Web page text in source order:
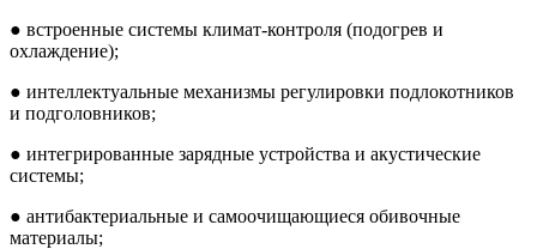
● встроенные системы климат-контроля (подогрев и
охлаждение);
● интеллектуальные механизмы регулировки подлокотников
и подголовников;
● интегрированные зарядные устройства и акустические
системы;
● антибактериальные и самоочищающиеся обивочные
материалы;